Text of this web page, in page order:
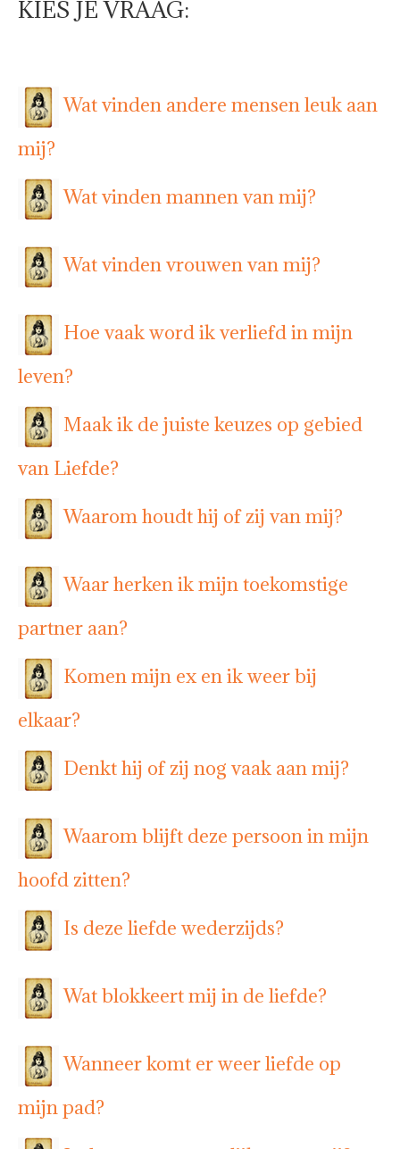
KIES JE VRAAG:
Wat vinden andere mensen leuk aan
mij?
Wat vinden mannen van mij?
Wat vinden vrouwen van mij?
Hoe vaak word ik verliefd in mijn
leven?
Maak ik de juiste keuzes op gebied
van Liefde?
Waarom houdt hij of zij van mij?
Waar herken ik mijn toekomstige
partner aan?
Komen mijn ex en ik weer bij
elkaar?
Denkt hij of zij nog vaak aan mij?
Waarom blijft deze persoon in mijn
hoofd zitten?
Is deze liefde wederzijds?
Wat blokkeert mij in de liefde?
Wanneer komt er weer liefde op
mijn pad?